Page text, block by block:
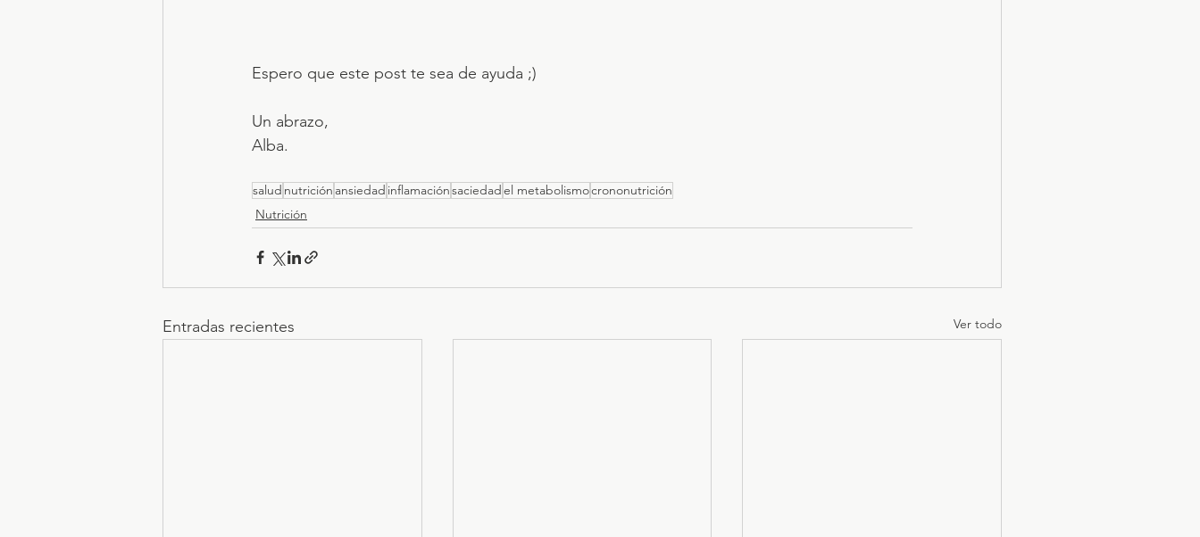
Espero que este post te sea de ayuda ;)
Un abrazo,
Alba.
salud nutrición ansiedad inflamaciónsaciedadel metabolismocrononutrición
Nutrición
Entradas recientes Ver todo